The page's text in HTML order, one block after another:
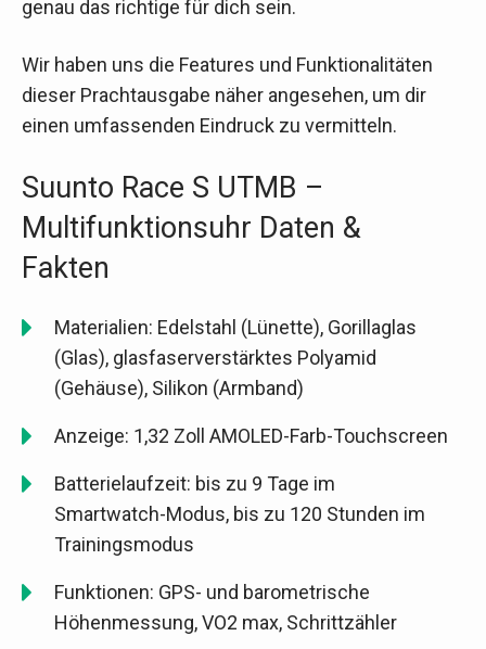
genau das richtige für dich sein.
Wir haben uns die Features und Funktionalitäten
dieser Prachtausgabe näher angesehen, um dir
einen umfassenden Eindruck zu vermitteln.
Suunto Race S UTMB –
Multifunktionsuhr Daten &
Fakten
Materialien: Edelstahl (Lünette), Gorillaglas
(Glas), glasfaserverstärktes Polyamid
(Gehäuse), Silikon (Armband)
Anzeige: 1,32 Zoll AMOLED-Farb-Touchscreen
Batterielaufzeit: bis zu 9 Tage im
Smartwatch-Modus, bis zu 120 Stunden im
Trainingsmodus
Funktionen: GPS- und barometrische
Höhenmessung, VO2 max, Schrittzähler